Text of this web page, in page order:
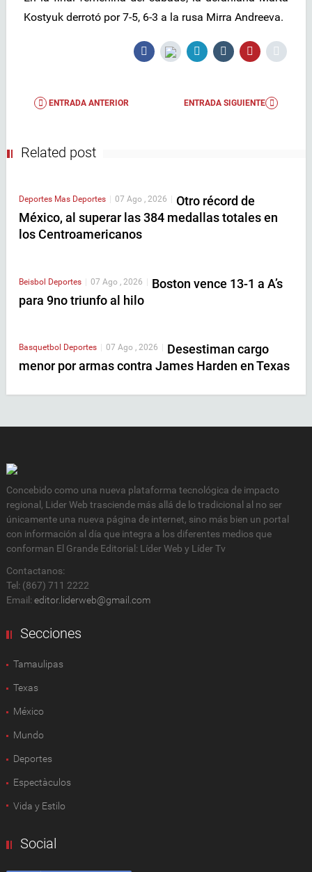
Kostyuk derrotó por 7-5, 6-3 a la rusa Mirra Andreeva.
ENTRADA ANTERIOR ENTRADA SIGUIENTE
Related post
Deportes Mas Deportes 07 Ago , 2026
Otro récord de
México, al superar las 384 medallas totales en
los Centroamericanos
Beisbol Deportes | 07 Ago , 2026 | Boston vence 13-1 a A’s
para 9no triunfo al hilo
Basquetbol Deportes 07 Ago , 2026
Desestiman cargo
menor por armas contra James Harden en Texas
Concebido como una nueva plataforma tecnológica de impacto
regional, Lider Web trasciende más allá de lo tradicional al no ser
únicamente una nueva página de internet, sino más bien un portal
con información al día que integra a los diferentes medios que
conforman El Grande Editorial: Líder Web y Líder Tv
Contactanos:
Tel: (867) 711 2222
Email: editor.liderweb@gmail.com
Secciones
Tamaulipas
Texas
México
Mundo
Deportes
Espectàculos
Vida y Estilo
Social